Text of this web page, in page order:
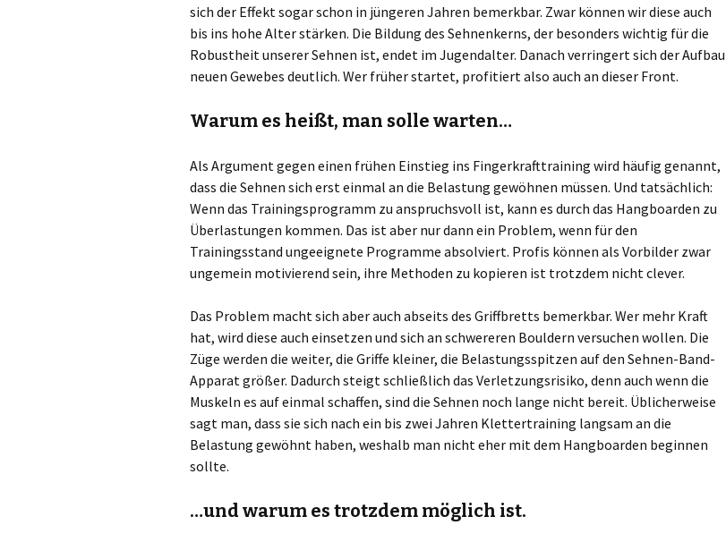
sich der Effekt sogar schon in jüngeren Jahren bemerkbar. Zwar können wir diese auch
bis ins hohe Alter stärken. Die Bildung des Sehnenkerns, der besonders wichtig für die
Robustheit unserer Sehnen ist, endet im Jugendalter. Danach verringert sich der Aufbau
neuen Gewebes deutlich. Wer früher startet, profitiert also auch an dieser Front.
Warum es heißt, man solle warten…
Als Argument gegen einen frühen Einstieg ins Fingerkrafttraining wird häufig genannt,
dass die Sehnen sich erst einmal an die Belastung gewöhnen müssen. Und tatsächlich:
Wenn das Trainingsprogramm zu anspruchsvoll ist, kann es durch das Hangboarden zu
Überlastungen kommen. Das ist aber nur dann ein Problem, wenn für den
Trainingsstand ungeeignete Programme absolviert. Profis können als Vorbilder zwar
ungemein motivierend sein, ihre Methoden zu kopieren ist trotzdem nicht clever.
Das Problem macht sich aber auch abseits des Griffbretts bemerkbar. Wer mehr Kraft
hat, wird diese auch einsetzen und sich an schwereren Bouldern versuchen wollen. Die
Züge werden die weiter, die Griffe kleiner, die Belastungsspitzen auf den Sehnen-Band-
Apparat größer. Dadurch steigt schließlich das Verletzungsrisiko, denn auch wenn die
Muskeln es auf einmal schaffen, sind die Sehnen noch lange nicht bereit. Üblicherweise
sagt man, dass sie sich nach ein bis zwei Jahren Klettertraining langsam an die
Belastung gewöhnt haben, weshalb man nicht eher mit dem Hangboarden beginnen
sollte.
…und warum es trotzdem möglich ist.